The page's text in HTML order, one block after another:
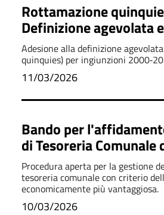
Rottamazione
Definizione agevolata
comunali
Adesione alla definizione
quinquies) per ingiunzioni
11/03/2026
Bando per
di Tesoreria Comunale
Procedura aperta per la gestione
tesoreria comunale con criterio
economicamente più vantaggiosa.
10/03/2026